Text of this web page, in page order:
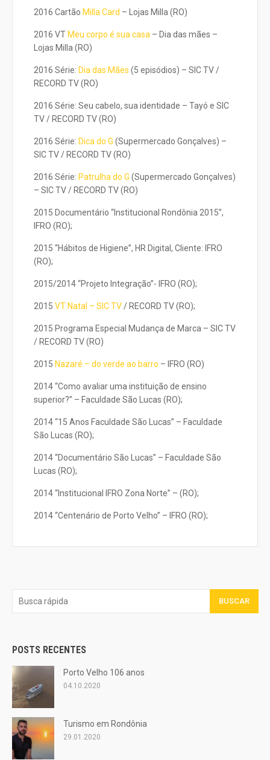
2016 Cartão Milla Card – Lojas Milla (RO)
2016 VT Meu corpo é sua casa – Dia das mães –
Lojas Milla (RO)
2016 Série: Dia das Mães (5 episódios) – SIC TV /
RECORD TV (RO)
2016 Série: Seu cabelo, sua identidade – Tayó e SIC
TV / RECORD TV (RO)
2016 Série: Dica do G (Supermercado Gonçalves) –
SIC TV / RECORD TV (RO)
2016 Série: Patrulha do G (Supermercado Gonçalves)
– SIC TV / RECORD TV (RO)
2015 Documentário “Institucional Rondônia 2015”,
IFRO (RO);
2015 “Hábitos de Higiene”, HR Digital, Cliente: IFRO
(RO);
2015/2014 “Projeto Integração”- IFRO (RO);
2015 VT Natal – SIC TV/ RECORD TV (RO);
2015 Programa Especial Mudança de Marca – SIC TV
/ RECORD TV (RO)
2015 Nazaré – do verde ao barro – IFRO (RO)
2014 “Como avaliar uma instituição de ensino
superior?” – Faculdade São Lucas (RO);
2014 “15 Anos Faculdade São Lucas” – Faculdade
São Lucas (RO);
2014 “Documentário São Lucas” – Faculdade São
Lucas (RO);
2014 “Institucional IFRO Zona Norte” – (RO);
2014 “Centenário de Porto Velho” – IFRO (RO);
BUSCAR
POSTS RECENTES
Porto Velho 106 anos
04.10.2020
Turismo em Rondônia
29.01.2020